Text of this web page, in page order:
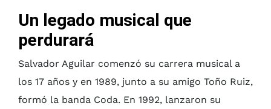
Un legado musical que
perdurará
Salvador Aguilar comenzó su carrera musical a
los 17 años y en 1989, junto a su amigo Toño Ruiz,
formó la banda Coda. En 1992, lanzaron su